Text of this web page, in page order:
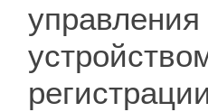
управления